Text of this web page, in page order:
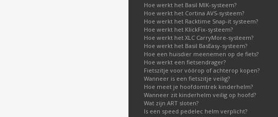
Hoe werkt het Basil MIK-systeem?
Hoe werkt het Cortina AVS-systeem?
Hoe werkt het Racktime Snap-it systeem?
Hoe werkt het KlickFix-systeem?
Hoe werkt het XLC CarryMore-systeem?
Hoe werkt het Basil BasEasy-systeem?
Hoe een huisdier meenemen op de fiets?
Hoe werkt een fietsendrager?
Fietszitje voor vóórop of achterop kopen?
Wanneer is een fietszitje veilig?
Hoe meet je hoofdomtrek kinderhelm?
Wanneer zit kinderhelm veilig op hoofd?
Wat zijn ART sloten?
Is een speed pedelec helm verplicht?